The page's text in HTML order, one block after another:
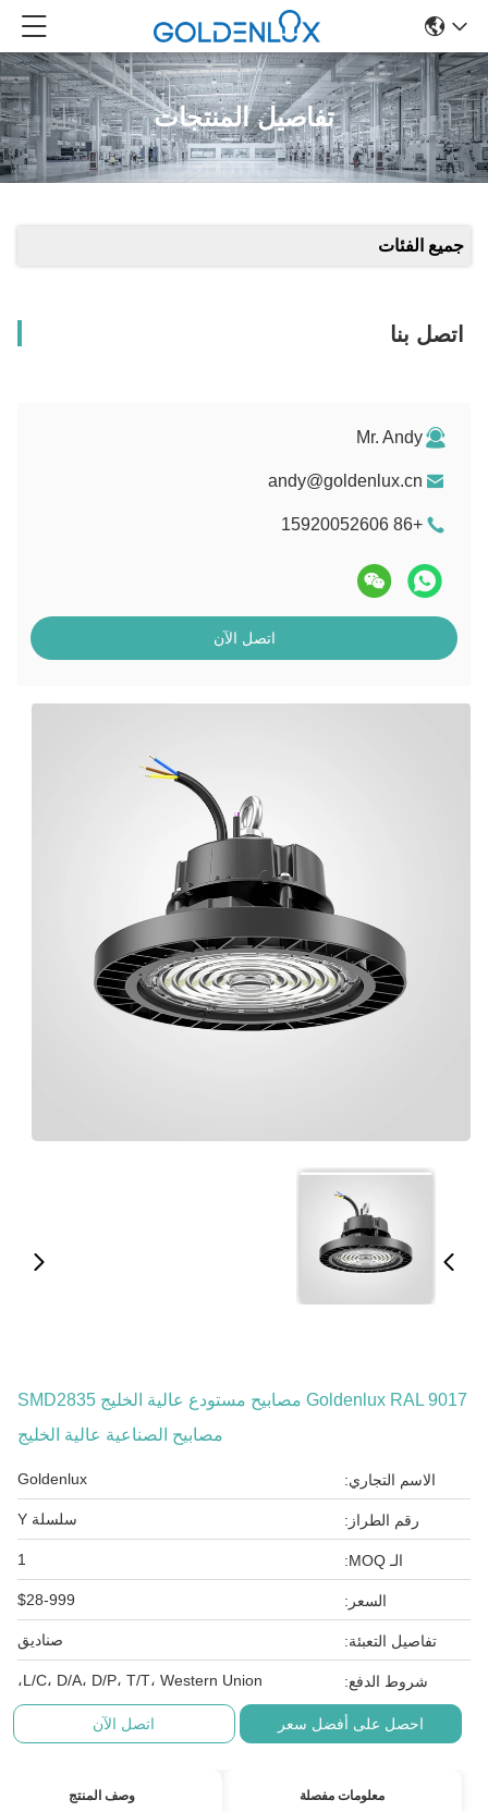
تفاصيل المنتجات
جميع الفئات
اتصل بنا
Mr. Andy
andy@goldenlux.cn
+86 15920052606
اتصل الآن
Goldenlux RAL 9017 مصابيح مستودع عالية الخليج SMD2835
مصابيح الصناعية عالية الخليج
الاسم التجاري: Goldenlux
رقم الطراز: سلسلة Y
الـ MOQ: 1
السعر: $28-999
تفاصيل التعبئة: صناديق
شروط الدفع: L/C، D/A، D/P، T/T، Western Union،
احصل على أفضل سعر اتصل الآن
معلومات مفصلة وصف المنتج